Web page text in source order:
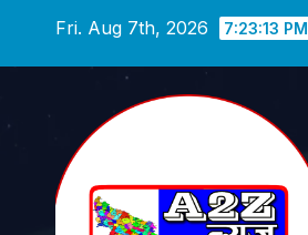
Fri. Aug 7th, 2026 7:23:14 PM